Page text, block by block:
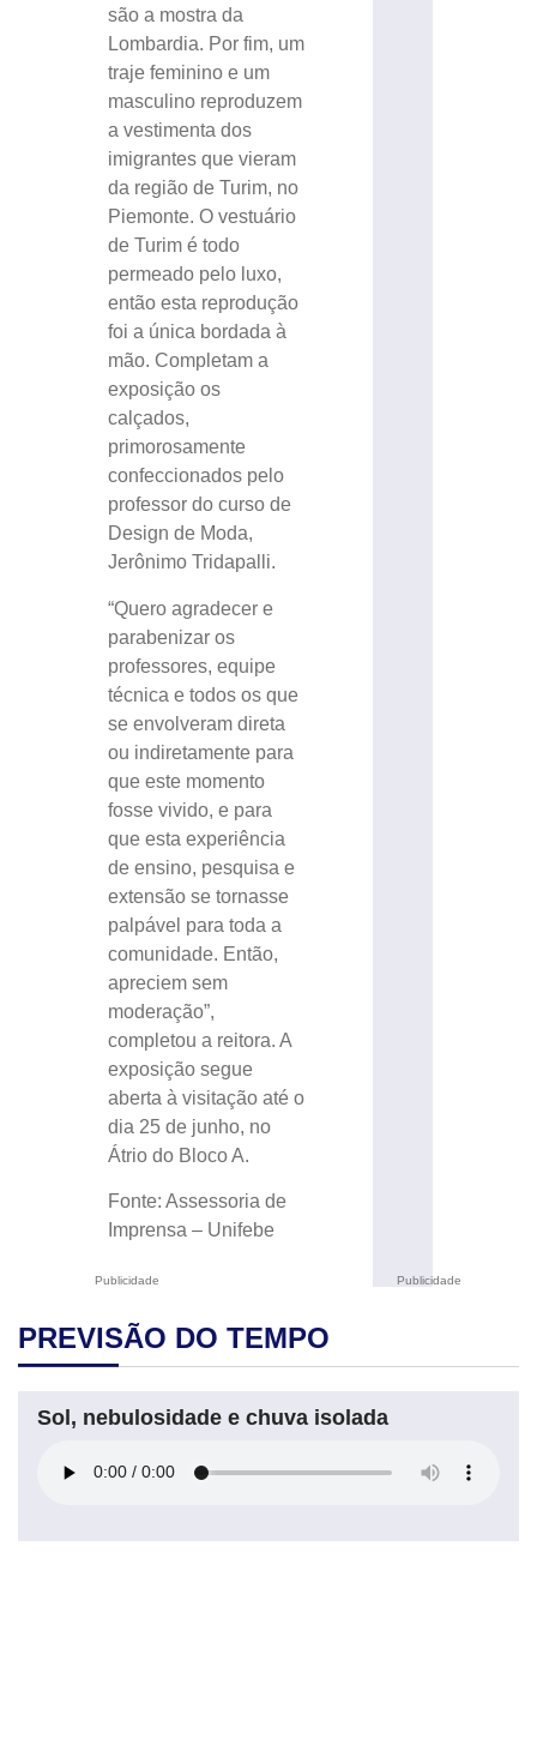
Publicidade
são a mostra da
Lombardia. Por fim, um
traje feminino e um
masculino reproduzem
a vestimenta dos
imigrantes que vieram
da região de Turim, no
Piemonte. O vestuário
de Turim é todo
permeado pelo luxo,
então esta reprodução
foi a única bordada à
mão. Completam a
exposição os
calçados,
primorosamente
confeccionados pelo
professor do curso de
Design de Moda,
Jerônimo Tridapalli.
“Quero agradecer e
parabenizar os
professores, equipe
técnica e todos os que
se envolveram direta
ou indiretamente para
que este momento
fosse vivido, e para
que esta experiência
de ensino, pesquisa e
extensão se tornasse
palpável para toda a
comunidade. Então,
apreciem sem
moderação”,
completou a reitora. A
exposição segue
aberta à visitação até o
dia 25 de junho, no
Átrio do Bloco A.
Fonte: Assessoria de
Imprensa – Unifebe
Publicidade
PREVISÃO DO TEMPO
Sol, nebulosidade e chuva isolada